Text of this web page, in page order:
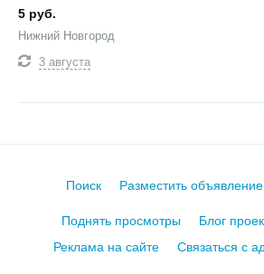
5 руб.
Нижний Новгород
3 августа
Поиск Разместить объявление
Поднять просмотры Блог
Реклама на сайте
Связаться с